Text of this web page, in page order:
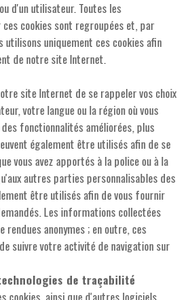
d'un utilisateur. Toutes les
cookies sont regroupées et, par
utilisons uniquement ces cookies afin
de notre site Internet.
site Internet de se rappeler vos choix
votre langue ou la région où vous
fonctionnalités améliorées, plus
également être utilisés afin de se
vous avez apportés à la police ou à la
autres parties personnalisables des
être utilisés afin de vous fournir
Les informations collectées
rendues anonymes ; en outre, ces
suivre votre activité de navigation sur
de traçabilité
cookies, ainsi que d'autres logiciels